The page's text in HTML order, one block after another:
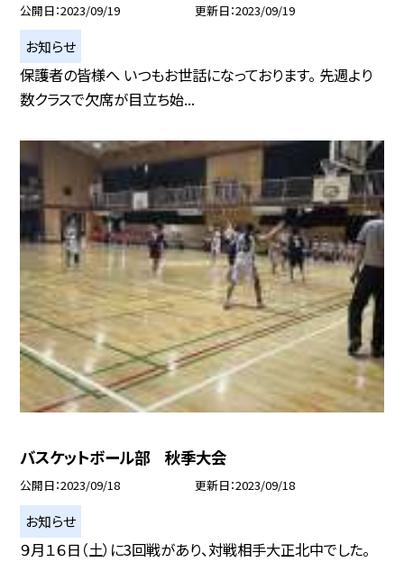
公開日 2023/09/19 更新日 2023/09/19
お知らせ
保護者の皆様へ いつもお世話になっております。 先週より
数クラスで欠席が目立ち始...
バスケットボール部 秋季大会
公開日 2023/09/18 更新日 2023/09/18
お知らせ
９月１６日（土）に3回戦があり、対戦相手大正北中でした。